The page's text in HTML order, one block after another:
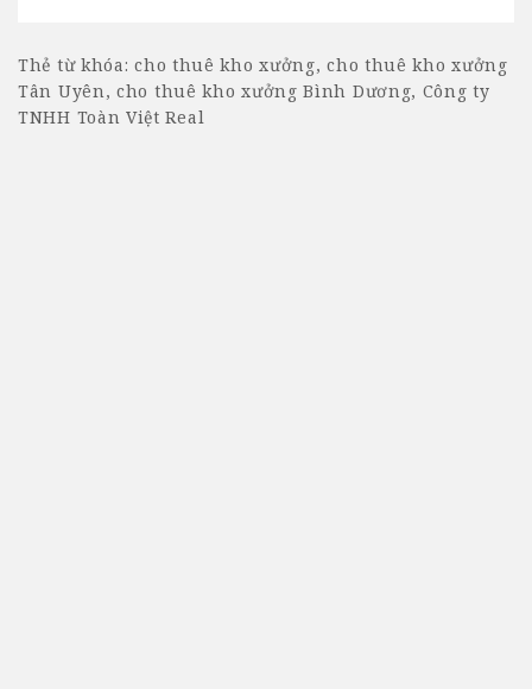
Thẻ từ khóa:cho thuê kho xưởng,cho thuê kho xưởng
Tân Uyên,cho thuê kho xưởng Bình Dương, Công ty
TNHH Toàn Việt Real